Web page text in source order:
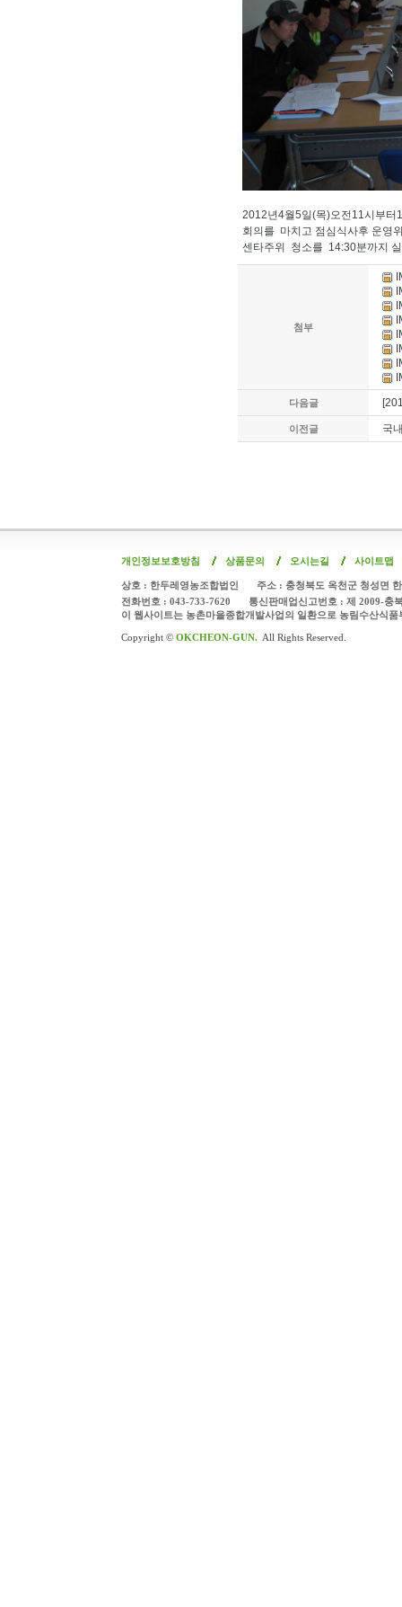
2012년4월5일(목)오전11시부터
회의를 마치고 점심식사후 운영
센타주위 청소를 14:30분까지
첨부
다음글
이전글 국
개인정보보호방침 상품문의 오시는길 사이트맵
상호 : 한두레영농조합법인
주소 : 충청북도 옥천군 청성면
전화번호 : 043-733-7620
통신판매업신고번호 : 제 2009-충
이 웹사이트는 농촌마을종합개발사업의 일환으로 농림수산식
Copyright © OKCHEON-GUN. All Rights Reserved.